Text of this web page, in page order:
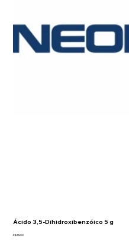
Ácido 3,5-Dihidroxibenzóico 5 g
Preço
R$ 215,00